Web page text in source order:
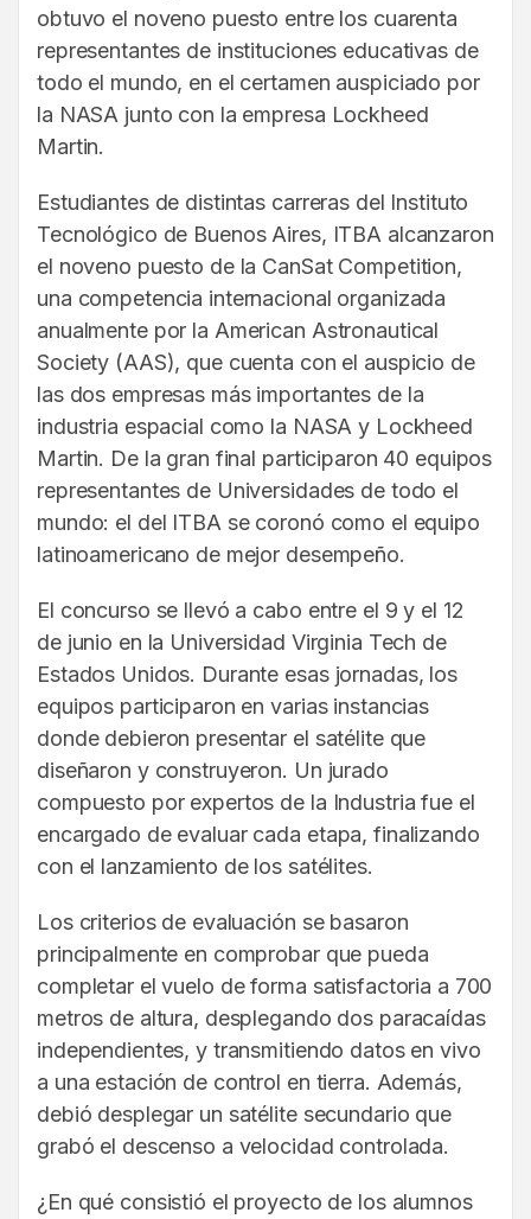
obtuvo el noveno puesto entre los cuarenta
representantes de instituciones educativas de
todo el mundo, en el certamen auspiciado por
la NASA junto con la empresa Lockheed
Martin.
Estudiantes de distintas carreras del Instituto
Tecnológico de Buenos Aires, ITBA alcanzaron
el noveno puesto de la CanSat Competition,
una competencia internacional organizada
anualmente por la American Astronautical
Society (AAS), que cuenta con el auspicio de
las dos empresas más importantes de la
industria espacial como la NASA y Lockheed
Martin. De la gran final participaron 40 equipos
representantes de Universidades de todo el
mundo: el del ITBA se coronó como el equipo
latinoamericano de mejor desempeño.
El concurso se llevó a cabo entre el 9 y el 12
de junio en la Universidad Virginia Tech de
Estados Unidos. Durante esas jornadas, los
equipos participaron en varias instancias
donde debieron presentar el satélite que
diseñaron y construyeron. Un jurado
compuesto por expertos de la Industria fue el
encargado de evaluar cada etapa, finalizando
con el lanzamiento de los satélites.
Los criterios de evaluación se basaron
principalmente en comprobar que pueda
completar el vuelo de forma satisfactoria a 700
metros de altura, desplegando dos paracaídas
independientes, y transmitiendo datos en vivo
a una estación de control en tierra. Además,
debió desplegar un satélite secundario que
grabó el descenso a velocidad controlada.
¿En qué consistió el proyecto de los alumnos